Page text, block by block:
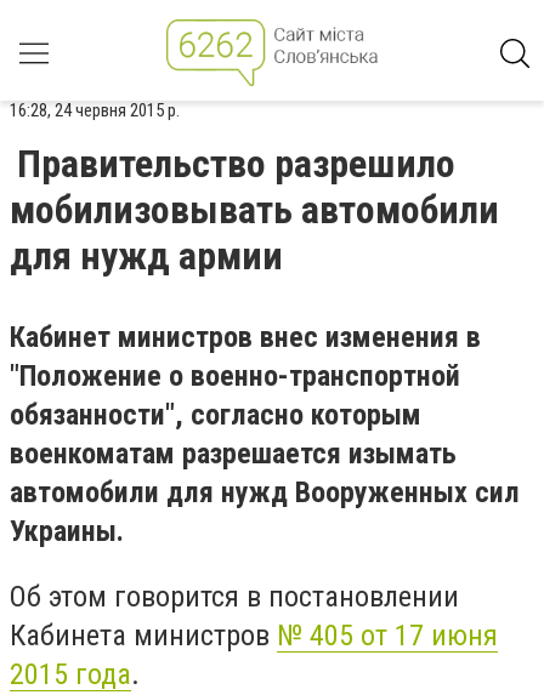
16:28, 24 червня 2015 р.
Правительство разрешило
мобилизовывать автомобили
для нужд армии
Кабинет министров внес изменения в
"Положение о военно-транспортной
обязанности", согласно которым
военкоматам разрешается изымать
автомобили для нужд Вооруженных сил
Украины.
Об этом говорится в постановлении
Кабинета министров № 405 от 17 июня
2015 года.